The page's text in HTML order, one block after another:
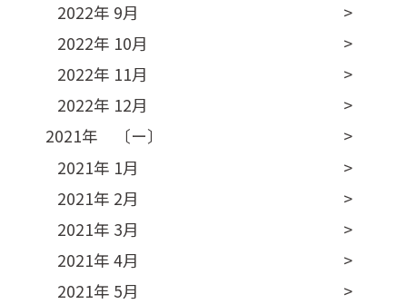
2022年 9月
2022年 10月
2022年 11月
2022年 12月
2021年 〔ー〕
2021年 1月
2021年 2月
2021年 3月
2021年 4月
2021年 5月